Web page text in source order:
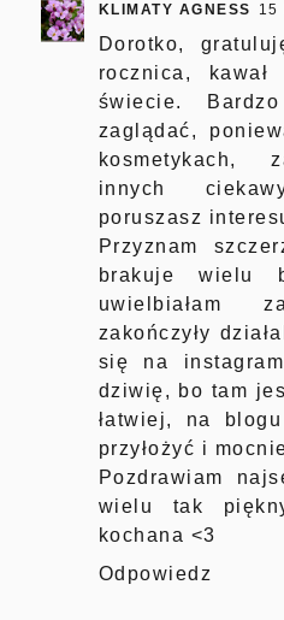
KLIMATY AGNESS 15
Dorotko,
rocznica,
świecie.
zaglądać,
kosmetykach,
innych
poruszasz
Przyznam
brakuje wielu
uwielbiałam
zakończyły
się na
dziwię, bo tam
łatwiej, na
przyłożyć i
Pozdrawiam
wielu tak
kochana <3
Odpowiedz